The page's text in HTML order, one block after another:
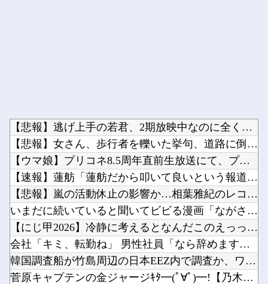
【悲報】逃げ上手の若君、2期放映中なのに全く話題にならない他
【悲報】女さん、歩行者を轢いた挙句、道路に倒れてどえらいこと...
【ウマ娘】プリコネ8.5周年直前生放送にて、プリコネ×ウマ娘...
【速報】蓮舫「蓮舫だから叩いて良いという報道」 ネット「高市...
【悲報】嵐の活動休止の影響か…相葉雅紀のレコメンが9月いっぱ...
いまだに続いていると聞いてビビる漫画「ながされて藍蘭島」「咲...
【にじ甲2026】冷静に考えるとなんだこのえっっっな格好は…...
会社「キミ、転勤ね」 男性社員「なら辞めますわ」 → 凄いこ...
韓国調査船が竹島周辺の日本EEZ内で調査か、ワイヤのようなも...
菅原キャプテンの金ジャージｷﾀ━(ﾟ∀ﾟ)━!【乃木坂46】...